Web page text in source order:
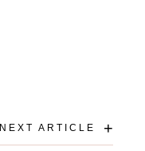
NEXT ARTICLE +